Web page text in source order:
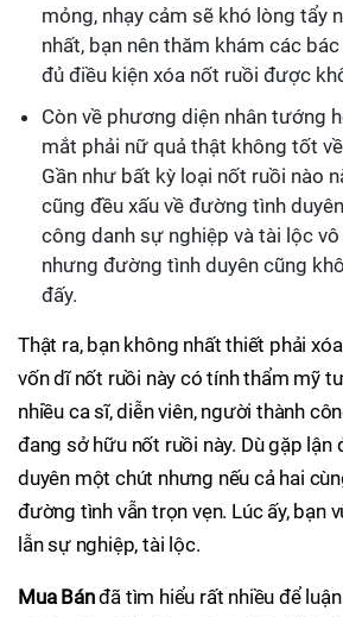
mỏng, nhạy cảm sẽ khó lòng tẩy
nhất, bạn nên thăm khám các
đủ điều kiện xóa nốt ruồi được
Còn về phương diện nhân tướng
mắt phải nữ quả thật không tốt
Gần như bất kỳ loại nốt ruồi nào
cũng đều xấu về đường tình
công danh sự nghiệp và tài lộc
nhưng đường tình duyên cũng
đấy.
Thật ra, bạn không nhất thiết phải
vốn dĩ nốt ruồi này có tính thẩm mỹ
nhiều ca sĩ, diễn viên, người thành
đang sở hữu nốt ruồi này. Dù gặp lận
duyên một chút nhưng nếu cả hai
đường tình vẫn trọn vẹn. Lúc ấy, bạn
lẫn sự nghiệp, tài lộc.
Mua Bánđã tìm hiểu rất nhiều để